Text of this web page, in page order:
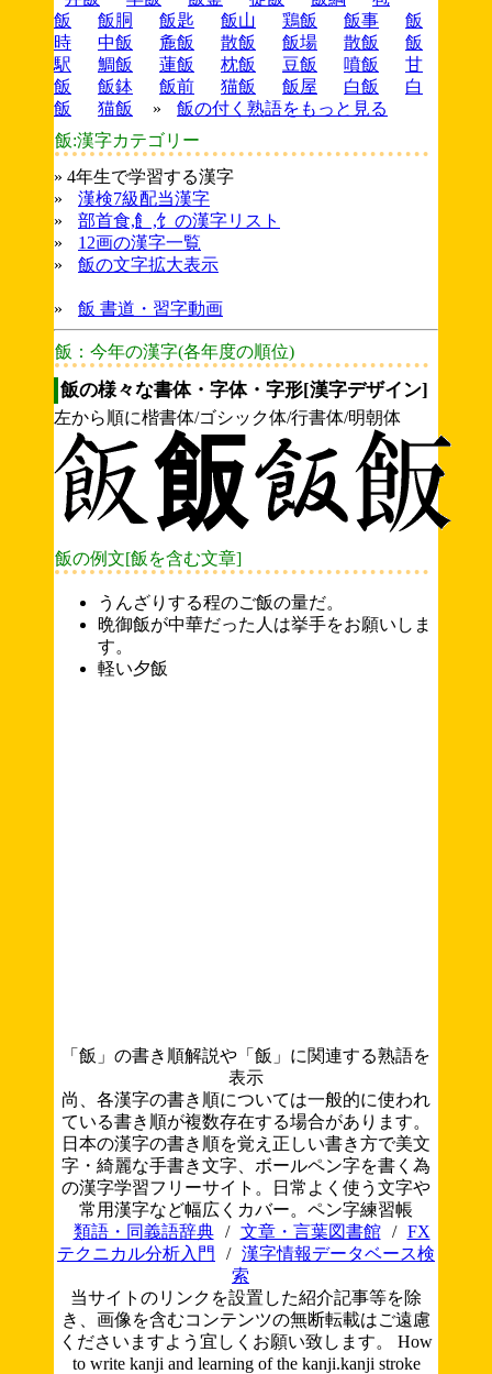
飯
飯胴 飯匙 飯山 鶏飯 飯事
飯
時
中飯 麁飯 散飯 飯場 散飯
飯
駅
鯛飯 蓮飯 枕飯 豆飯 噴飯
甘
飯
飯鉢 飯前 猫飯 飯屋 白飯
白
飯
猫飯 »
飯の付く熟語をもっと見る
飯:漢字カテゴリー
» 4年生で学習する漢字
»
漢検7級配当漢字
»
部首食,飠,饣の漢字リスト
»
12画の漢字一覧
»
飯の文字拡大表示
» 飯 書道・習字動画
飯：今年の漢字(各年度の順位)
飯の様々な書体・字体・字形[漢字デザイン]
左から順に楷書体/ゴシック体/行書体/明朝体
飯の例文[飯を含む文章]
うんざりする程のご飯の量だ。
晩御飯が中華だった人は挙手をお願いしま
す。
軽い夕飯
「飯」の書き順解説や「飯」に関連する熟語を
表示
尚、各漢字の書き順については一般的に使われ
ている書き順が複数存在する場合があります。
日本の漢字の書き順を覚え正しい書き方で美文
字・綺麗な手書き文字、ボールペン字を書く為
の漢字学習フリーサイト。日常よく使う文字や
常用漢字など幅広くカバー。ペン字練習帳
類語・同義語辞典
/ 文章・言葉図書館 /
FX
テクニカル分析入門
/ 漢字情報データベース検
索
当サイトのリンクを設置した紹介記事等を除
き、画像を含むコンテンツの無断転載はご遠慮
くださいますよう宜しくお願い致します。 How
to write kanji and learning of the kanji.kanji stroke